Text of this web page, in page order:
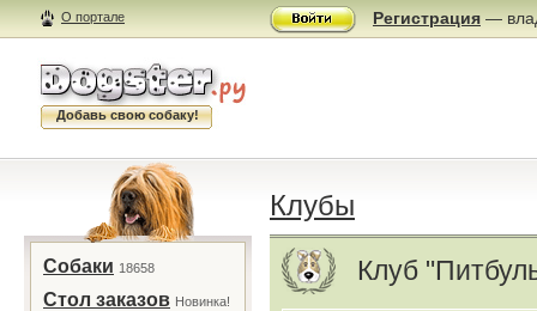
О портале Регистрация —
Добавь свою собаку!
Собаки 18658
Стол заказов Новинка!
Клубы
Клуб